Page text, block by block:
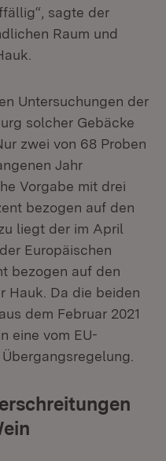
sagte der
Raum und
Untersuchungen der
solcher Gebäcke
zwei von 68 Proben
Jahr
Vorgabe mit drei
bezogen auf den
liegt der im April
Europäischen
bezogen auf den
Hauk. Da die beiden
dem Februar 2021
eine vom EU-